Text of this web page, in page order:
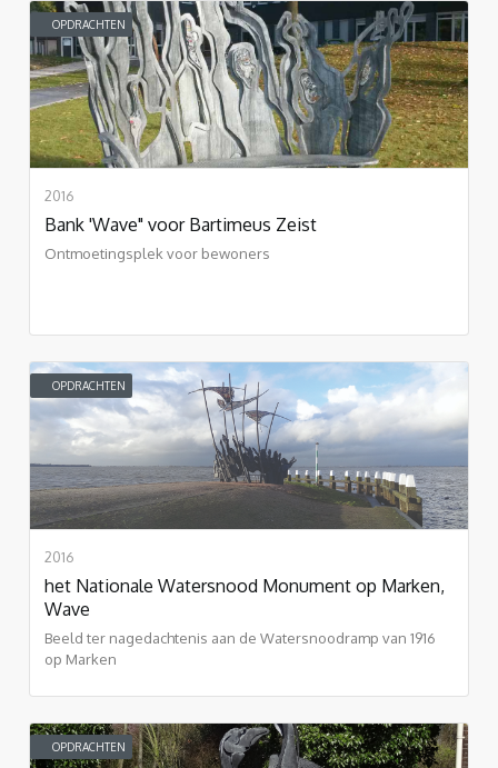
OPDRACHTEN
2016
Bank 'Wave" voor Bartimeus Zeist
Ontmoetingsplek voor bewoners
OPDRACHTEN
2016
het Nationale Watersnood Monument op Marken,
Wave
Beeld ter nagedachtenis aan de Watersnoodramp van 1916
op Marken
OPDRACHTEN